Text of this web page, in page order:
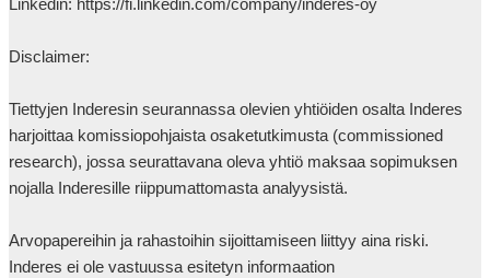
Linkedin: https://fi.linkedin.com/company/inderes-oy
Disclaimer:
Tiettyjen Inderesin seurannassa olevien yhtiöiden osalta Inderes
harjoittaa komissiopohjaista osaketutkimusta (commissioned
research), jossa seurattavana oleva yhtiö maksaa sopimuksen
nojalla Inderesille riippumattomasta analyysistä.
Arvopapereihin ja rahastoihin sijoittamiseen liittyy aina riski.
Inderes ei ole vastuussa esitetyn informaation